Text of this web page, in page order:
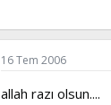
16 Tem 2006
allah razı olsun....